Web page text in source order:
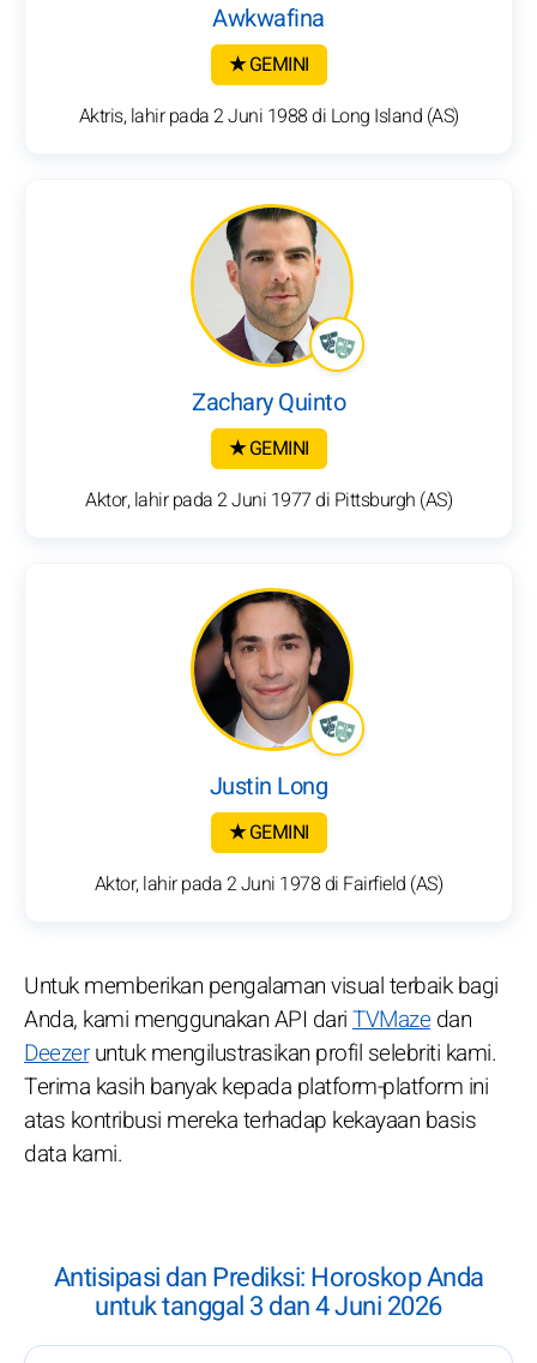
Awkwafina
★ GEMINI
Aktris, lahir pada 2 Juni 1988 di Long Island (AS)
Zachary Quinto
★ GEMINI
Aktor, lahir pada 2 Juni 1977 di Pittsburgh (AS)
Justin Long
★ GEMINI
Aktor, lahir pada 2 Juni 1978 di Fairfield (AS)
Untuk memberikan pengalaman visual terbaik bagi
Anda, kami menggunakan API dariTVMazedan
Deezeruntuk mengilustrasikan profil selebriti kami.
Terima kasih banyak kepada platform-platform ini
atas kontribusi mereka terhadap kekayaan basis
data kami.
Antisipasi dan Prediksi: Horoskop Anda
untuk tanggal 3 dan 4 Juni 2026